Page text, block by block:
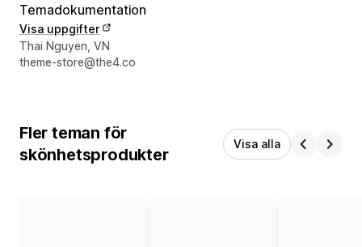
Temadokumentation
Visa uppgifter
Designerns kontaktuppgifter
Thai Nguyen, VN
theme-store@the4.co
Fler teman för
skönhetsprodukter
Visa alla